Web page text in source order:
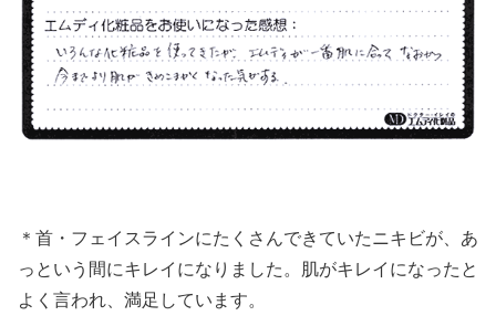
＊首・フェイスラインにたくさんできていたニキビが、あ
っという間にキレイになりました。肌がキレイになったと
よく言われ、満足しています。